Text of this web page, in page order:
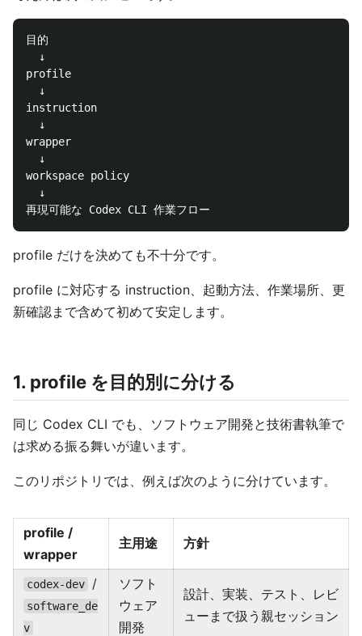
目的
  ↓
profile
  ↓
instruction
  ↓
wrapper
  ↓
workspace policy
  ↓
profile だけを決めても不十分です。
profile に対応する instruction、起動方法、作業場所、更
新確認まで含めて初めて安定します。
1. profile を目的別に分ける
同じ Codex CLI でも、ソフトウェア開発と技術書執筆で
は求める振る舞いが違います。
このリポジトリでは、例えば次のように分けています。
profile /
wrapper
主用途 方針
codex-dev /
software_de
v
ソフト
ウェア
開発
設計、実装、テスト、レビ
ューまで扱う親セッション